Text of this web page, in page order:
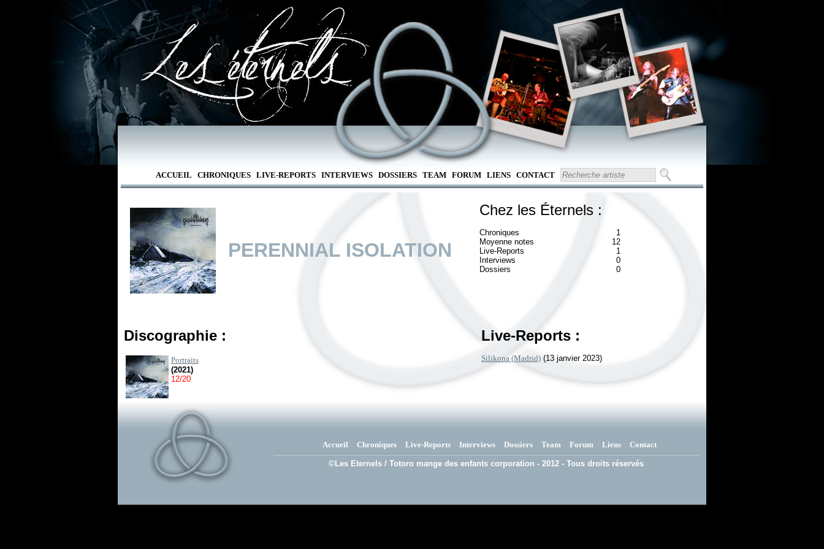
ACCUEIL CHRONIQUES LIVE-REPORTS INTERVIEWS DOSSIERS TEAM FORUM LIENS CONTACT
PERENNIAL ISOLATION
Chez les Éternels :
Chroniques
1
Moyenne notes
12
Live-Reports
1
Interviews
0
Dossiers
0
Discographie :
Portraits
(2021)
12/20
Live-Reports :
Silikona (Madrid)(13 janvier 2023)
Accueil Chroniques Live-Reports Interviews Dossiers Team Forum Liens Contact
©Les Eternels / Totoro mange des enfants corporation - 2012 - Tous droits réservés